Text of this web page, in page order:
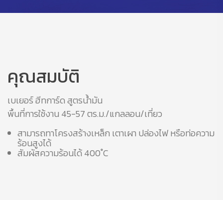
คุณสมบัติ
เบเยอร์ ฮีทการ์ด สูตรน้ำมัน
พื้นที่การใช้งาน 45-57 ตร.ม./แกลลอน/เที่ยว
สามารถทาโครงสร้างเหล็ก เตาเผา ปล่องไฟ หรือท่อความ
ร้อนสูงได้
สัมผัสความร้อนได้ 400 ํC